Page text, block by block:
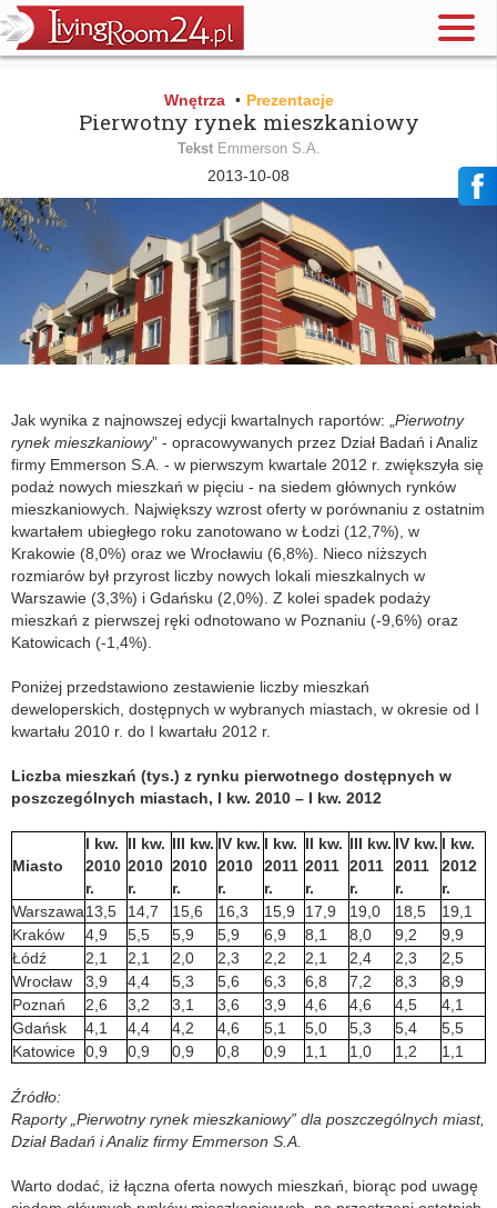
Wnętrza • Prezentacje
Pierwotny rynek mieszkaniowy
Tekst Emmerson S.A.
2013-10-08
Jak wynika z najnowszej edycji kwartalnych raportów: „ Pierwotny
rynek mieszkaniowy” - opracowywanych przez Dział Badań i Analiz
firmy Emmerson S.A. - w pierwszym kwartale 2012 r. zwiększyła się
podaż nowych mieszkań w pięciu - na siedem głównych rynków
mieszkaniowych. Największy wzrost oferty w porównaniu z ostatnim
kwartałem ubiegłego roku zanotowano w Łodzi (12,7%), w
Krakowie (8,0%) oraz we Wrocławiu (6,8%). Nieco niższych
rozmiarów był przyrost liczby nowych lokali mieszkalnych w
Warszawie (3,3%) i Gdańsku (2,0%). Z kolei spadek podaży
mieszkań z pierwszej ręki odnotowano w Poznaniu (-9,6%) oraz
Katowicach (-1,4%).
Poniżej przedstawiono zestawienie liczby mieszkań
deweloperskich, dostępnych w wybranych miastach, w okresie od I
kwartału 2010 r. do I kwartału 2012 r.
Liczba mieszkań (tys.) z rynku pierwotnego dostępnych w
poszczególnych miastach, I kw. 2010 – I kw. 2012
Miasto
I kw.
2010
r.
II kw.
2010
r.
III kw.
2010
r.
IV kw.
2010
r.
I kw.
2011
r.
II kw.
2011
r.
III kw.
2011
r.
IV kw.
2011
r.
I kw.
2012
r.
Warszawa13,5 14,7 15,6 16,3 15,9 17,9 19,0 18,5
19,1
Kraków
4,9 5,5 5,9 5,9 6,9 8,1 8,0 9,2
9,9
Łódź
2,1 2,1 2,0 2,3 2,2 2,1 2,4 2,3
2,5
Wrocław
3,9 4,4 5,3 5,6 6,3 6,8 7,2 8,3
8,9
Poznań
2,6 3,2 3,1 3,6 3,9 4,6 4,6 4,5
4,1
Gdańsk
4,1 4,4 4,2 4,6 5,1 5,0 5,3 5,4
5,5
Katowice 0,9 0,9 0,9 0,8 0,9 1,1 1,0 1,2 1,1
Źródło:
Raporty „Pierwotny rynek mieszkaniowy” dla poszczególnych miast,
Dział Badań i Analiz firmy Emmerson S.A.
Warto dodać, iż łączna oferta nowych mieszkań, biorąc pod uwagę